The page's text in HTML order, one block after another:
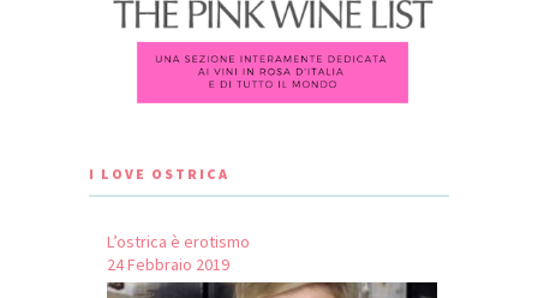
I LOVE OSTRICA
L’ostrica è erotismo
24 Febbraio 2019